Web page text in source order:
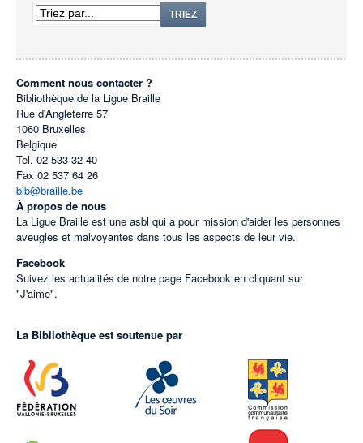
TRIEZ
Comment nous contacter ?
Bibliothèque de la Ligue Braille
Rue d'Angleterre 57
1060 Bruxelles
Belgique
Tel. 02 533 32 40
Fax 02 537 64 26
bib@braille.be
À propos de nous
La Ligue Braille est une asbl qui a pour mission d'aider les personnes
aveugles et malvoyantes dans tous les aspects de leur vie.
Facebook
Suivez les actualités de notre page Facebook en cliquant sur
"J'aime".
La Bibliothèque est soutenue par